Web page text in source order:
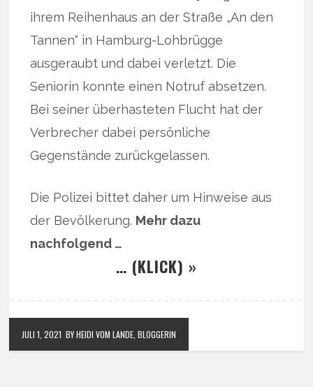
ihrem Reihenhaus an der Straße „An den
Tannen“ in Hamburg-Lohbrügge
ausgeraubt und dabei verletzt. Die
Seniorin konnte einen Notruf absetzen.
Bei seiner überhasteten Flucht hat der
Verbrecher dabei persönliche
Gegenstände zurückgelassen.
Die Polizei bittet daher um Hinweise aus
der Bevölkerung. Mehr dazu
nachfolgend …
… (KLICK) »
JULI 1, 2021 BY HEIDI VOM LANDE, BLOGGERIN